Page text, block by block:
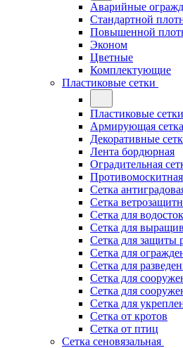
Аварийные
Стандартной
Повышенной
Эконом
Цветные
Комплектующие
Пластиковые сетки
Пластиковые сетки
Армирующая сетка
Декоративные
Лента бордюрная
Оградительная
Противомоскитная
Сетка
Сетка
Сетка для
Сетка для
Сетка для защиты
Сетка для
Сетка для
Сетка для
Сетка для
Сетка для
Сетка от кротов
Сетка от птиц
Сетка сеновязальная